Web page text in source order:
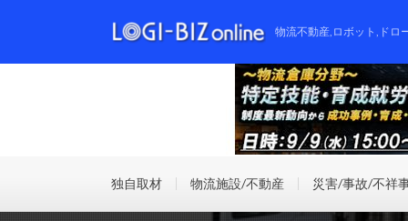
物流不動産,ロボット,ドロ
独自取材 物流施設/不動産 災害/事故/不祥